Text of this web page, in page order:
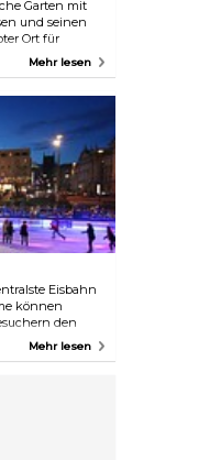
Garten mit
und seinen
Ort für
Mehr lesen
Eisbahn
können
den
hinaus
Mehr lesen